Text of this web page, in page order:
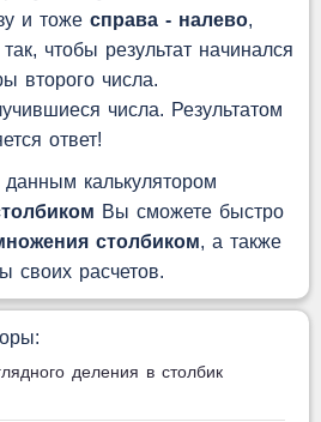
и тоже справа - налево,
чтобы результат начинался
второго числа.
числа. Результатом
ответ!
калькулятором
Вы сможете быстро
столбиком, а также
своих расчетов.
деления в столбик